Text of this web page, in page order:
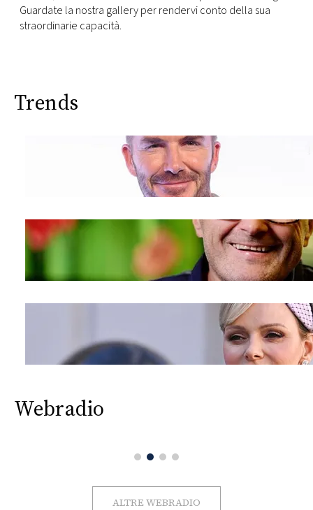
CONSIGLIA
Guardate la nostra gallery per rendervi conto della sua
straordinarie capacità.
Trends
Webradio
ALTRE WEBRADIO